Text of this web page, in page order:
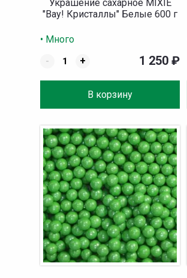
Украшение сахарное MIXIE
"Вау! Кристаллы" Белые 600 г
• Много
-
+
В корзину
1 250₽